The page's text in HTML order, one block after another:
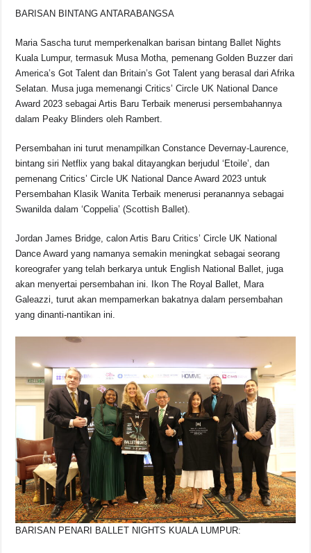
BARISAN BINTANG ANTARABANGSA
Maria Sascha turut memperkenalkan barisan bintang Ballet Nights
Kuala Lumpur, termasuk Musa Motha, pemenang Golden Buzzer dari
America’s Got Talent dan Britain’s Got Talent yang berasal dari Afrika
Selatan. Musa juga memenangi Critics’ Circle UK National Dance
Award 2023 sebagai Artis Baru Terbaik menerusi persembahannya
dalam Peaky Blinders oleh Rambert.
Persembahan ini turut menampilkan Constance Devernay-Laurence,
bintang siri Netflix yang bakal ditayangkan berjudul ‘Etoile’, dan
pemenang Critics’ Circle UK National Dance Award 2023 untuk
Persembahan Klasik Wanita Terbaik menerusi peranannya sebagai
Swanilda dalam ‘Coppelia’ (Scottish Ballet).
Jordan James Bridge, calon Artis Baru Critics’ Circle UK National
Dance Award yang namanya semakin meningkat sebagai seorang
koreografer yang telah berkarya untuk English National Ballet, juga
akan menyertai persembahan ini. Ikon The Royal Ballet, Mara
Galeazzi, turut akan mempamerkan bakatnya dalam persembahan
yang dinanti-nantikan ini.
BARISAN PENARI BALLET NIGHTS KUALA LUMPUR: